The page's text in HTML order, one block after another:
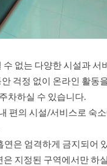
없는 다양한 시설과 서
걱정 없이 온라인 활동
차하실 수 있습니다.
편의 시설/서비스로 숙
연은 엄격하게 금지되어
지정된 구역에서만 하